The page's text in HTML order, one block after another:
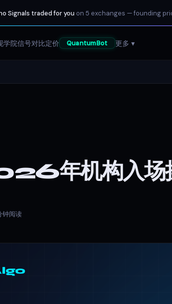
Signals traded for you on 5 exchanges — founding
学院信号对比定价 QuantumBot 更多 ▾
年机构入场
钟阅读